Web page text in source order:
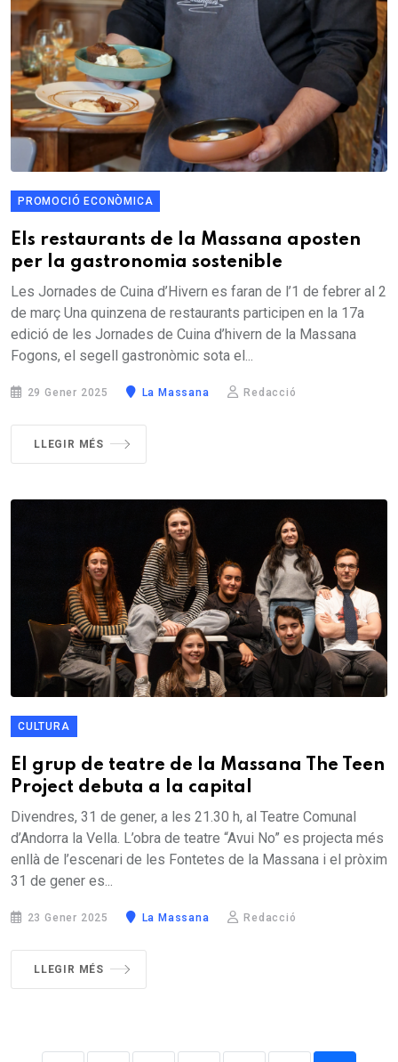
PROMOCIÓ ECONÒMICA
Els restaurants de la Massana aposten
per la gastronomia sostenible
Les Jornades de Cuina d’Hivern es faran de l’1 de febrer al 2
de març Una quinzena de restaurants participen en la 17a
edició de les Jornades de Cuina d’hivern de la Massana
Fogons, el segell gastronòmic sota el...
29 Gener 2025 La Massana Redacció
LLEGIR MÉS
CULTURA
El grup de teatre de la Massana The Teen
Project debuta a la capital
Divendres, 31 de gener, a les 21.30 h, al Teatre Comunal
d’Andorra la Vella. L’obra de teatre “Avui No” es projecta més
enllà de l’escenari de les Fontetes de la Massana i el pròxim
31 de gener es...
23 Gener 2025 La Massana Redacció
LLEGIR MÉS